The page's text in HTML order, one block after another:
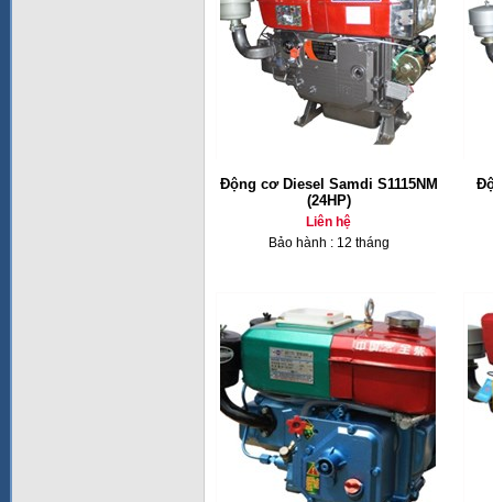
Động cơ Diesel Samdi S1115NM
(24HP)
Liên hệ
Bảo hành : 12 tháng